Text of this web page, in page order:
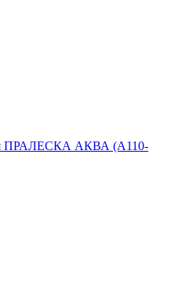
ПРАЛЕСКА АКВА (А110-